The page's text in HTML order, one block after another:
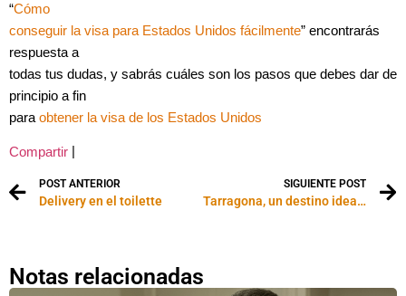
“Cómo
conseguir la visa para Estados Unidos fácilmente” encontrarás
respuesta a
todas tus dudas, y sabrás cuáles son los pasos que debes dar de
principio a fin
para obtener la visa de los Estados Unidos
Compartir |
POST ANTERIOR
Delivery en el toilette
SIGUIENTE POST
Tarragona, un destino ideal entre lo medieval y lo moderno
Notas relacionadas